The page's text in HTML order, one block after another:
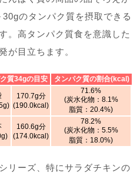
のタンパク質を摂取できる
。高タンパク質食を意識した
が目立ちます。
質34gの目安 タンパク質の割合(kcal)
170.7g分
(190.0kcal)
71.6%
(炭水化物：8.1%
脂質：20.4%)
160.6g分
(174.0kcal)
78.2%
(炭水化物：5.5%
脂質：18.0%)
リーズ、特にサラダチキンの